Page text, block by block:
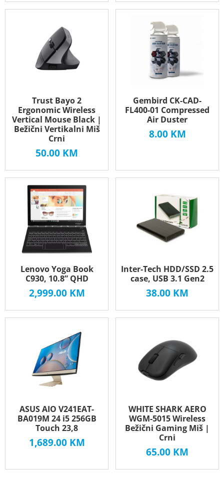
Trust Bayo 2
Ergonomic Wireless
Vertical Mouse Black |
Bežični Vertikalni Miš
Crni
50.00 KM
Gembird CK-CAD-
FL400-01 Compressed
Air Duster
8.00 KM
Lenovo Yoga Book
C930, 10.8” QHD
2,999.00 KM
Inter-Tech HDD/SSD 2.5
case, USB 3.1 Gen2
38.00 KM
ASUS AIO V241EAT-
BA019M 24 i5 256GB
Touch 23,8
1,689.00 KM
WHITE SHARK AERO
WGM-5015 Wireless
Bežični Gaming Miš |
Crni
65.00 KM